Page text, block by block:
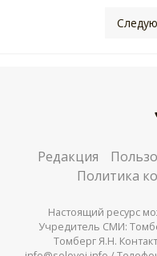
Редакция
Политика
Настоящий ресурс
Учредитель СМИ:
Томберг Я.Н.